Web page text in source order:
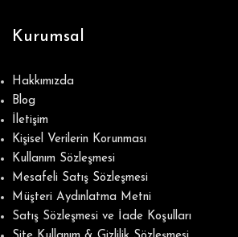
Kurumsal
Hakkımızda
Blog
İletişim
Kişisel Verilerin Korunması
Kullanım Sözleşmesi
Mesafeli Satış Sözleşmesi
Müşteri Aydınlatma Metni
Satış Sözleşmesi ve İade Koşulları